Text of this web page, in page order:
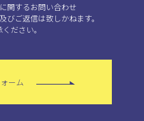
関するお問い合わせ
びご返信は致しかねます。
ださい。
ーム